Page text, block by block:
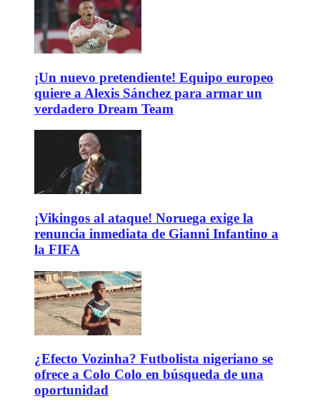
¡Un nuevo pretendiente! Equipo europeo
quiere a Alexis Sánchez para armar un
verdadero Dream Team
¡Vikingos al ataque! Noruega exige la
renuncia inmediata de Gianni Infantino a
la FIFA
¿Efecto Vozinha? Futbolista nigeriano se
ofrece a Colo Colo en búsqueda de una
oportunidad